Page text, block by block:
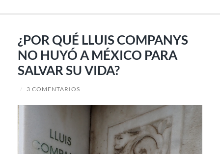
¿POR QUÉ LLUIS COMPANYS
NO HUYÓ A MÉXICO PARA
SALVAR SU VIDA?
/ 3 COMENTARIOS